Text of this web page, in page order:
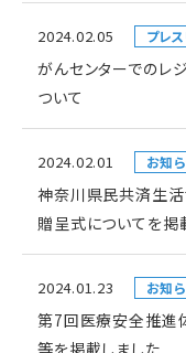
2024.02.05 プレ
がんセンターでのレ
ついて
2024.02.01 お知
神奈川県民共済生
贈呈式についてを掲
2024.01.23 お知
第7回医療安全推進
等を掲載しました